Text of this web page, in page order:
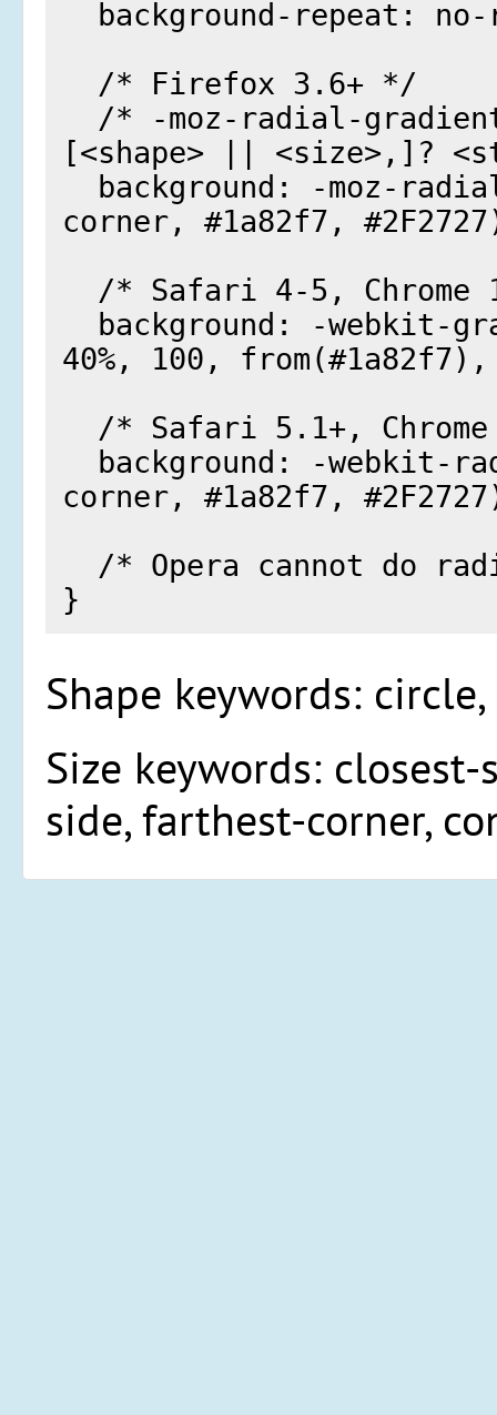
Shape keywords:
Size keywords:
side, farthest-corner,